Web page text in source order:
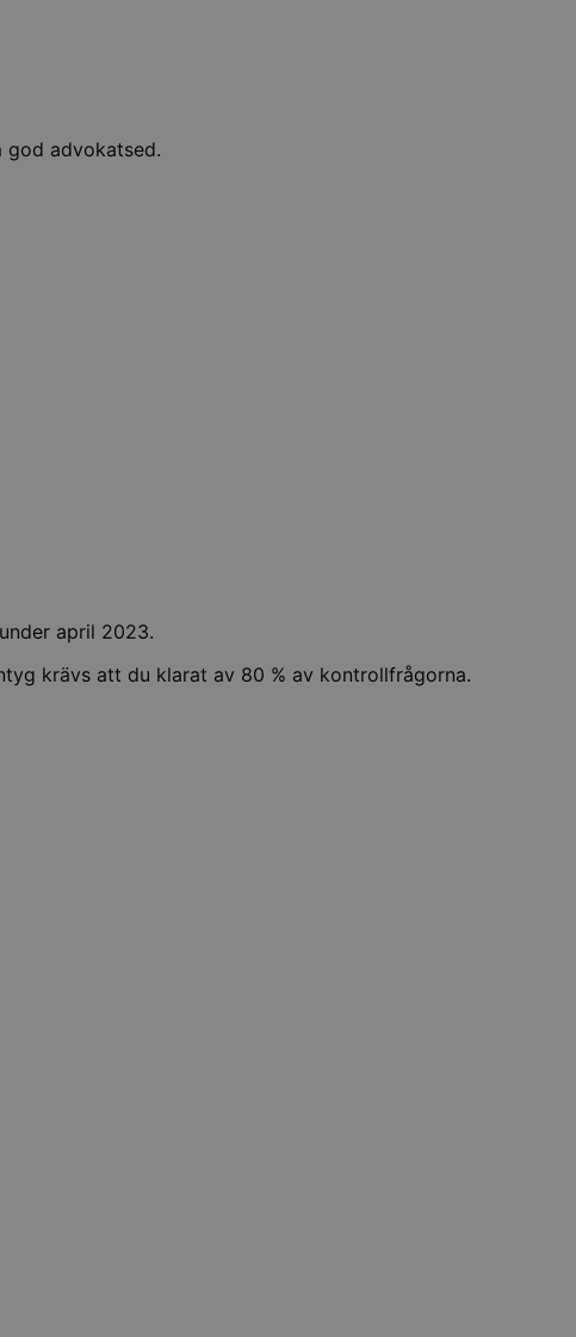
god advokatsed.
april 2023.
krävs att du klarat av 80 % av kontrollfrågorna.